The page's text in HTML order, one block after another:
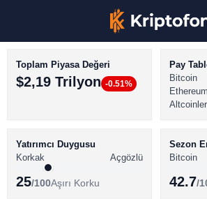
BİTCOİN HABERLERİ
ALTCOİN HABERLERİ
Toplam Piyasa Değeri
$2,19 Trilyon -0.51%
Pay
Bitcoin
Ethereum
Altcoinler
Yatırımcı Duygusu
Korkak
Açgözlü
25/100Aşırı Korku
Sezon
Bitcoin
42.7/